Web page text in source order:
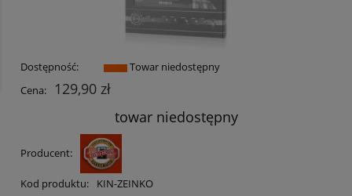
Dostępność:
Towar niedostępny
Cena:
129,90 zł
towar niedostępny
Producent:
Kod produktu: KIN-ZEINKO